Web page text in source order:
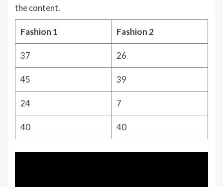
the content.
Fashion 1 Fashion 2
37 26
45 39
24 7
40 40